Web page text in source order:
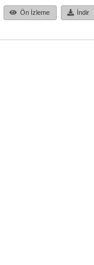
Ön İzleme İndir